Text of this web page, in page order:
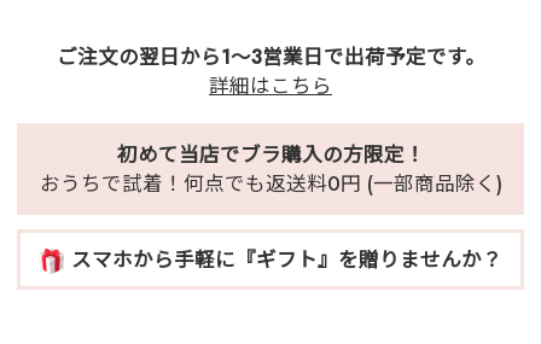
ご注文の翌日から1～3営業日で出荷予定です。
詳細はこちら
初めて当店でブラ購入の方限定！
おうちで試着！何点でも返送料0円 (一部商品除く)
スマホから手軽に『ギフト』を贈りませんか？